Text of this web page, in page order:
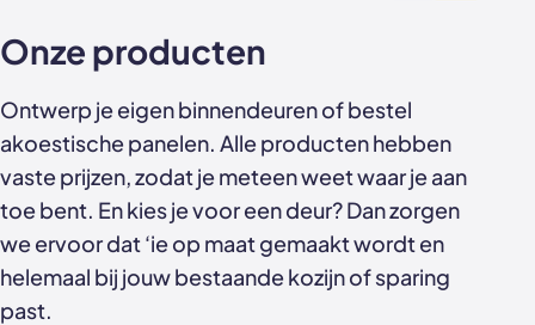
Deuren met kozijn
Taatsdeuren
Schuifdeuren
Deur- wand combinaties
Keuzehulp
Advies video's
Stalen deuren
Stalen opdekdeuren
Stalen taatsdeuren
Levering & betaling
Wij zijn GewoonGers
Team
Vacatures
Terugbelafspraak
Afspraak aan huis
Offerte aanvragen
Showrooms
Onze producten
Ontwerp je eigen binnendeuren of bestel
akoestische panelen. Alle producten hebben
vaste prijzen, zodat je meteen weet waar je aan
toe bent. En kies je voor een deur? Dan zorgen
we ervoor dat ‘ie op maat gemaakt wordt en
helemaal bij jouw bestaande kozijn of sparing
past.